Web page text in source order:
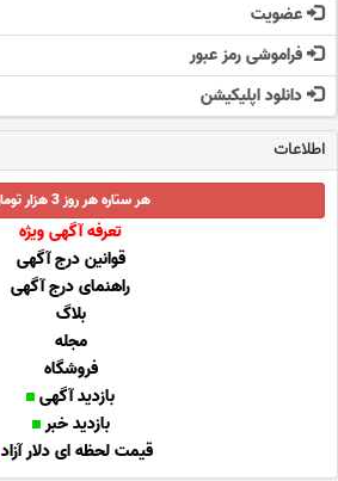
عضویت
فراموشی رمز عبور
دانلود اپلیکیشن
اطلاعات
هر ستاره هر روز 3 هزار تومان
تعرفه آگهی ویژه
قوانین درج آگهی
راهنمای درج آگهی
بلاگ
مجله
فروشگاه
بازدید آگهی
بازدید خبر
قیمت لحظه ای دلار آزاد